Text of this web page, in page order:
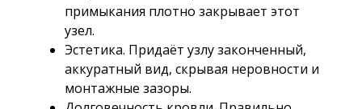
примыкания плотно закрывает этот
узел.
Эстетика. Придаёт узлу законченный,
аккуратный вид, скрывая неровности и
монтажные зазоры.